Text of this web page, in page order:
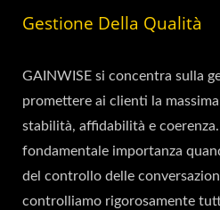
Gestione Della Qualità
GAINWISE si concentra sulla
promettere ai clienti la
stabilità, affidabilità e
fondamentale importanza
del controllo delle
controlliamo rigorosamente